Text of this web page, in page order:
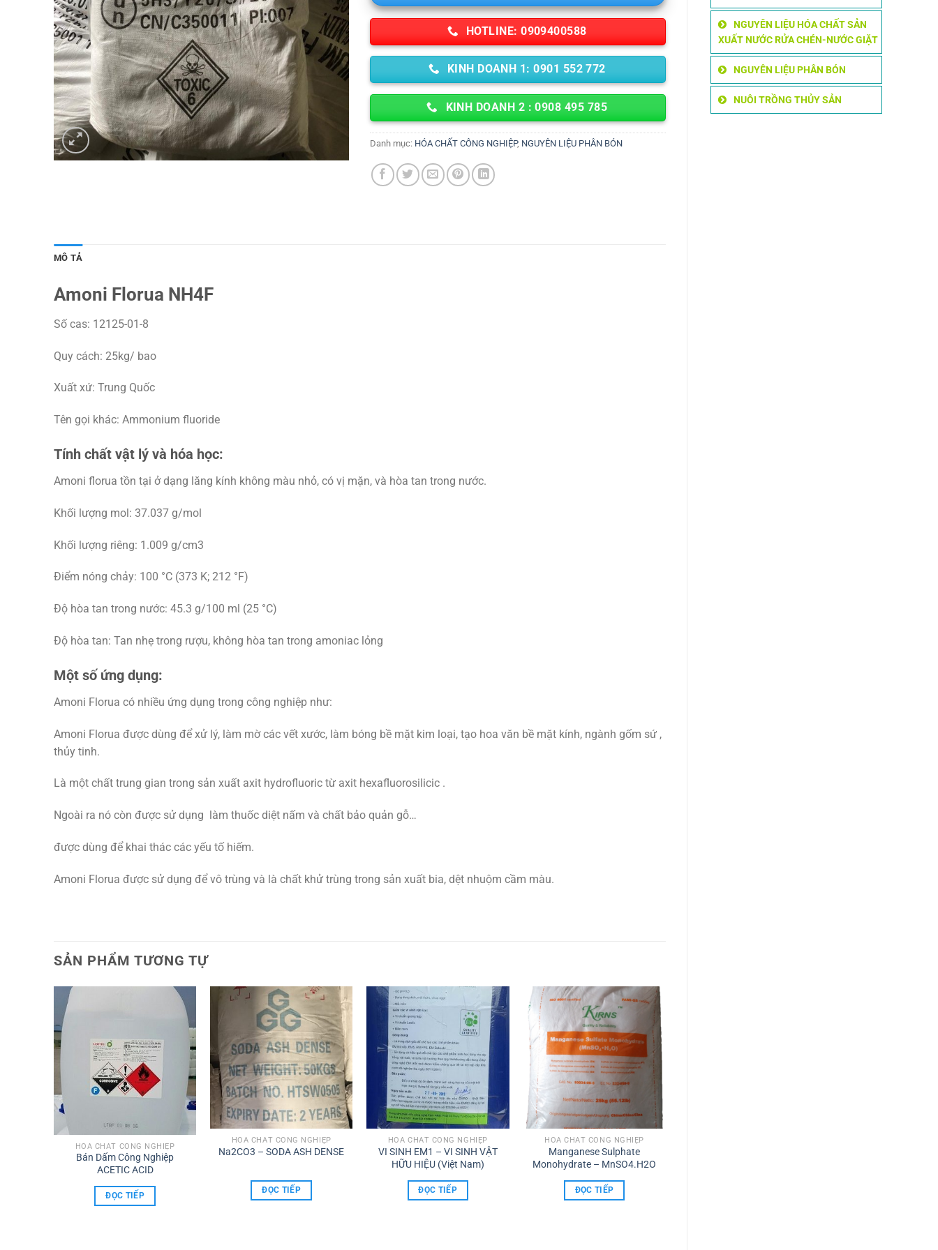
NGUYÊN LIỆU HÓA CHẤT SẢN
XUẤT NƯỚC RỬA CHÉN-NƯỚC GIẶT
NGUYÊN LIỆU PHÂN BÓN
NUÔI TRỒNG THỦY SẢN
HOTLINE: 0909400588
KINH DOANH 1: 0901 552 772
KINH DOANH 2 : 0908 495 785
Danh mục: HÓA CHẤT CÔNG NGHIỆP, NGUYÊN LIỆU PHÂN BÓN
MÔ TẢ
Amoni Florua NH4F
Số cas: 12125-01-8
Quy cách: 25kg/ bao
Xuất xứ: Trung Quốc
Tên gọi khác: Ammonium fluoride
Tính chất vật lý và hóa học:
Amoni florua tồn tại ở dạng lăng kính không màu nhỏ, có vị mặn, và hòa tan trong nước.
Khối lượng mol: 37.037 g/mol
Khối lượng riêng: 1.009 g/cm3
Điểm nóng chảy: 100 °C (373 K; 212 °F)
Độ hòa tan trong nước: 45.3 g/100 ml (25 °C)
Độ hòa tan: Tan nhẹ trong rượu, không hòa tan trong amoniac lỏng
Một số ứng dụng:
Amoni Florua có nhiều ứng dụng trong công nghiệp như:
Amoni Florua được dùng để xử lý, làm mờ các vết xước, làm bóng bề mặt kim loại, tạo hoa văn bề mặt kính, ngành gốm sứ ,
thủy tinh.
Là một chất trung gian trong sản xuất axit hydrofluoric từ axit hexafluorosilicic .
Ngoài ra nó còn được sử dụng làm thuốc diệt nấm và chất bảo quản gỗ…
được dùng để khai thác các yếu tố hiếm.
Amoni Florua được sử dụng để vô trùng và là chất khử trùng trong sản xuất bia, dệt nhuộm cầm màu.
SẢN PHẨM TƯƠNG TỰ
HÓA CHẤT CÔNG NGHIỆP
Bán Dấm Công Nghiệp
ACETIC ACID
ĐỌC TIẾP
HÓA CHẤT CÔNG NGHIỆP
Na2CO3 – SODA ASH DENSE
ĐỌC TIẾP
HÓA CHẤT CÔNG NGHIỆP
VI SINH EM1 – VI SINH VẬT
HỮU HIỆU (Việt Nam)
ĐỌC TIẾP
HÓA CHẤT CÔNG NGHIỆP
Manganese Sulphate
Monohydrate – MnSO4.H2O
ĐỌC TIẾP